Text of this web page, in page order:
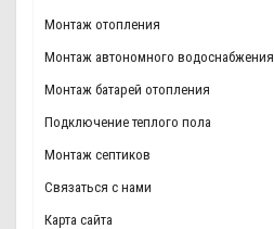
Монтаж отопления
Монтаж автономного водоснабжения
Монтаж батарей отопления
Подключение теплого пола
Монтаж септиков
Связаться с нами
Карта сайта